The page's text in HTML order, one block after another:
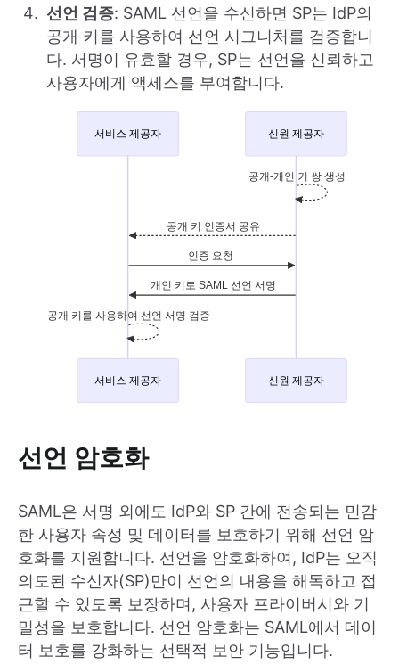
선언 검증: SAML 선언을 수신하면 SP는 IdP의
공개 키를 사용하여 선언 시그니처를 검증합니
다. 서명이 유효할 경우, SP는 선언을 신뢰하고
사용자에게 액세스를 부여합니다.
선언 암호화
SAML은 서명 외에도 IdP와 SP 간에 전송되는 민감
한 사용자 속성 및 데이터를 보호하기 위해 선언 암
호화를 지원합니다. 선언을 암호화하여, IdP는 오직
의도된 수신자(SP)만이 선언의 내용을 해독하고 접
근할 수 있도록 보장하며, 사용자 프라이버시와 기
밀성을 보호합니다. 선언 암호화는 SAML에서 데이
터 보호를 강화하는 선택적 보안 기능입니다.